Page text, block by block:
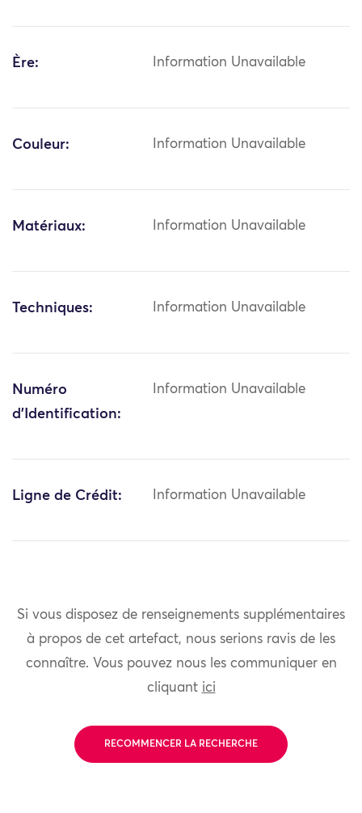
Ère: Information Unavailable
Couleur: Information Unavailable
Matériaux: Information Unavailable
Techniques: Information Unavailable
Numéro
d'Identification:
Information Unavailable
Ligne de Crédit: Information Unavailable
Si vous disposez de renseignements supplémentaires
à propos de cet artefact, nous serions ravis de les
connaître. Vous pouvez nous les communiquer en
cliquant ici
RECOMMENCER LA RECHERCHE